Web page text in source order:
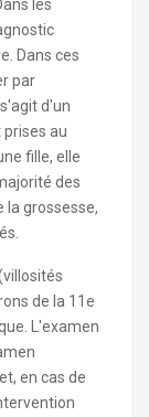
les
Dans ces
par
d'un
au
fille, elle
des
la grossesse,
de la 11e
L'examen
en cas de